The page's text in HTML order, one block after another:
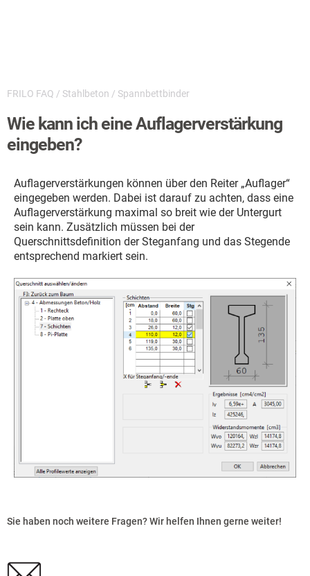
FRILO FAQ / Stahlbeton / Spannbettbinder
Wie kann ich eine Auflagerverstärkung
eingeben?
Auflagerverstärkungen können über den Reiter „Auflager“
eingegeben werden. Dabei ist darauf zu achten, dass eine
Auflagerverstärkung maximal so breit wie der Untergurt
sein kann. Zusätzlich müssen bei der
Querschnittsdefinition der Steganfang und das Stegende
entsprechend markiert sein.
Sie haben noch weitere Fragen? Wir helfen Ihnen gerne weiter!